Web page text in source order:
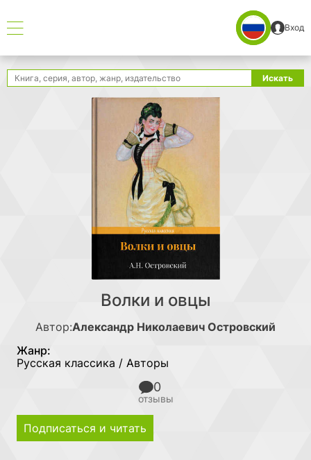
Вход
Поиск Искать
Волки и овцы
Автор:Александр Николаевич Островский
Жанр:
Русская классика / Авторы
0
отзывы
Подписаться и читать